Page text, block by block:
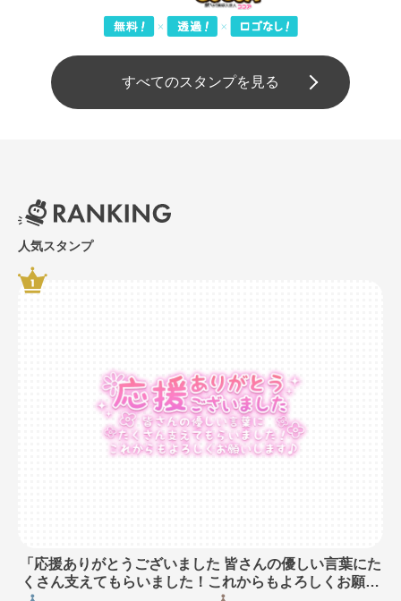
すべてのスタンプを見る
人気スタンプ
「応援ありがとうございました 皆さんの優しい言葉にた
くさん支えてもらいました！これからもよろしくお願い